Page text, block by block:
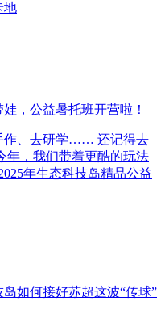
地
，公益暑托班开营啦！
作、去研学…… 还记得去
年，我们带着更酷的玩法
年生态科技岛精品公益
如何接好苏超这波“传球”